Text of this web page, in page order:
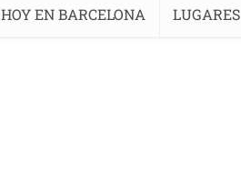
HOY EN BARCELONA LUGARES